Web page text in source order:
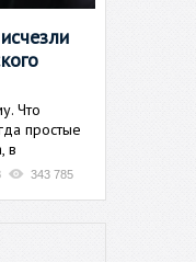
Что
простые
в
343 785